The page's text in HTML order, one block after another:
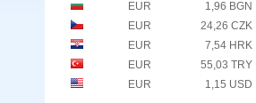
EUR
1,96 BGN
EUR
24,26 CZK
EUR
7,54 HRK
EUR
55,03 TRY
EUR
1,15 USD